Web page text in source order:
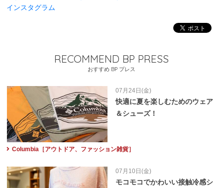
インスタグラム
RECOMMEND BP PRESS
おすすめ BP プレス
07月24日(金)
快適に夏を楽しむためのウェア
＆シューズ！
Columbia［アウトドア、ファッション雑貨］
07月10日(金)
モコモコでかわいい接触冷感シ